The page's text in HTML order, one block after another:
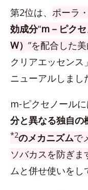
第2位は、 ポーラ
効成分“m－ピク
W） ”を配合した
クリアエッセンス
ニューアルしまし
m-ピクセノールに
分と異なる独自の
*2のメカニズムで
ソバカスを防ぎま
ムと併せ使いをし